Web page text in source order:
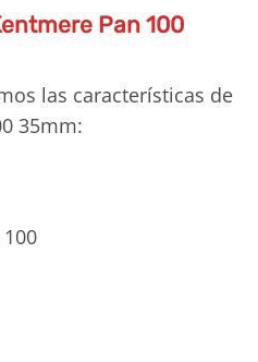
Pan 100
las características de
35mm: